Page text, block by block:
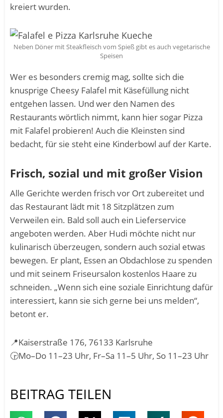
kreiert wurden.
Neben Döner mit Steakfleisch vom Spieß gibt es auch vegetarische
Speisen
Wer es besonders cremig mag, sollte sich die
knusprige Cheesy Falafel mit Käsefüllung nicht
entgehen lassen. Und wer den Namen des
Restaurants wörtlich nimmt, kann hier sogar Pizza
mit Falafel probieren! Auch die Kleinsten sind
bedacht, für sie steht eine Kinderbowl auf der Karte.
Frisch, sozial und mit großer Vision
Alle Gerichte werden frisch vor Ort zubereitet und
das Restaurant lädt mit 18 Sitzplätzen zum
Verweilen ein. Bald soll auch ein Lieferservice
angeboten werden. Aber Hudi möchte nicht nur
kulinarisch überzeugen, sondern auch sozial etwas
bewegen. Er plant, Essen an Obdachlose zu spenden
und mit seinem Friseursalon kostenlos Haare zu
schneiden. „Wenn sich eine soziale Einrichtung dafür
interessiert, kann sie sich gerne bei uns melden“,
betont er.
📍Kaiserstraße 176, 76133 Karlsruhe
🕞Mo–Do 11–23 Uhr, Fr–Sa 11–5 Uhr, So 11–23 Uhr
BEITRAG TEILEN